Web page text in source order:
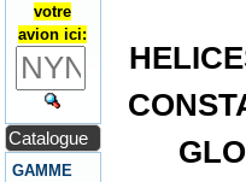
votre
avion ici:
Catalogue
GAMME